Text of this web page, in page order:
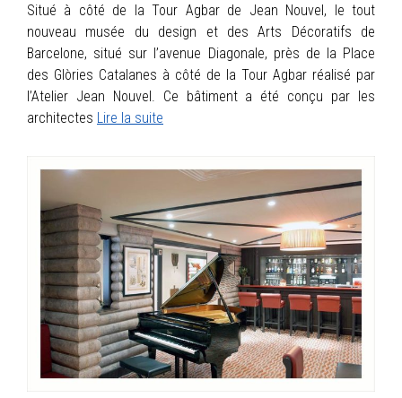
Situé à côté de la Tour Agbar de Jean Nouvel, le tout
nouveau musée du design et des Arts Décoratifs de
Barcelone, situé sur l’avenue Diagonale, près de la Place
des Glòries Catalanes à côté de la Tour Agbar réalisé par
l’Atelier Jean Nouvel. Ce bâtiment a été conçu par les
architectes Lire la suite